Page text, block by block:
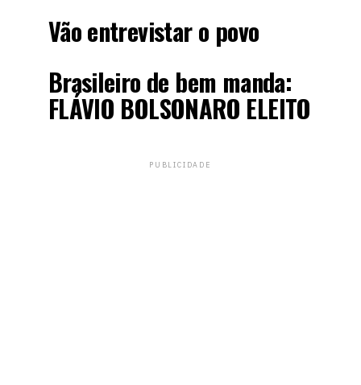
Vão entrevistar o povo
Brasileiro de bem manda:
FLÁVIO BOLSONARO ELEITO
PUBLICIDADE